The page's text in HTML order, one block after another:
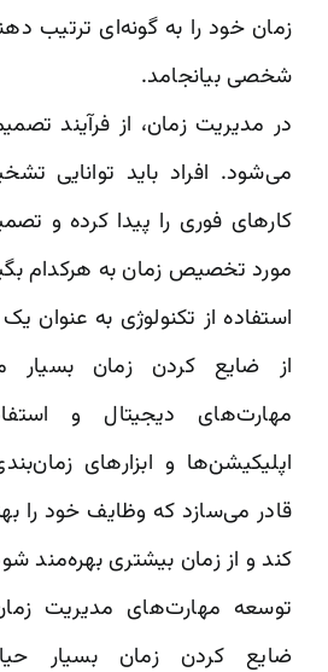
زمان خود را به گونه‌ای ترتیب
شخصی بیانجامد.
در مدیریت زمان، از فرآیند
می‌شود. افراد باید توانایی
کارهای فوری را پیدا کرده و
مورد تخصیص زمان به هرکدام
استفاده از تکنولوژی به عنوان یک
از ضایع کردن زمان بسیار
مهارت‌های دیجیتال و
اپلیکیشن‌ها و ابزارهای
قادر می‌سازد که وظایف خود را
کند و از زمان بیشتری بهره‌مند
توسعه مهارت‌های مدیریت
ضایع کردن زمان بسیار